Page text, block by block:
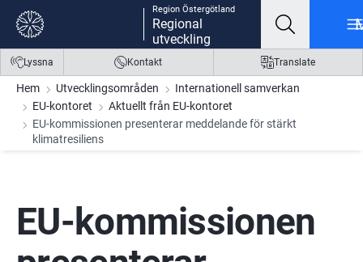
Gå till innehåll
Gå till meny
Gå till sidfot
Region Östergötland
Regional
utveckling
Lyssna Kontakt Translate
Hem Utvecklingsområden
Internationell samverkan
EU-kontoret
Aktuellt från EU-kontoret
EU-kommissionen presenterar meddelande för stärkt
klimatresiliens
EU-kommissionen